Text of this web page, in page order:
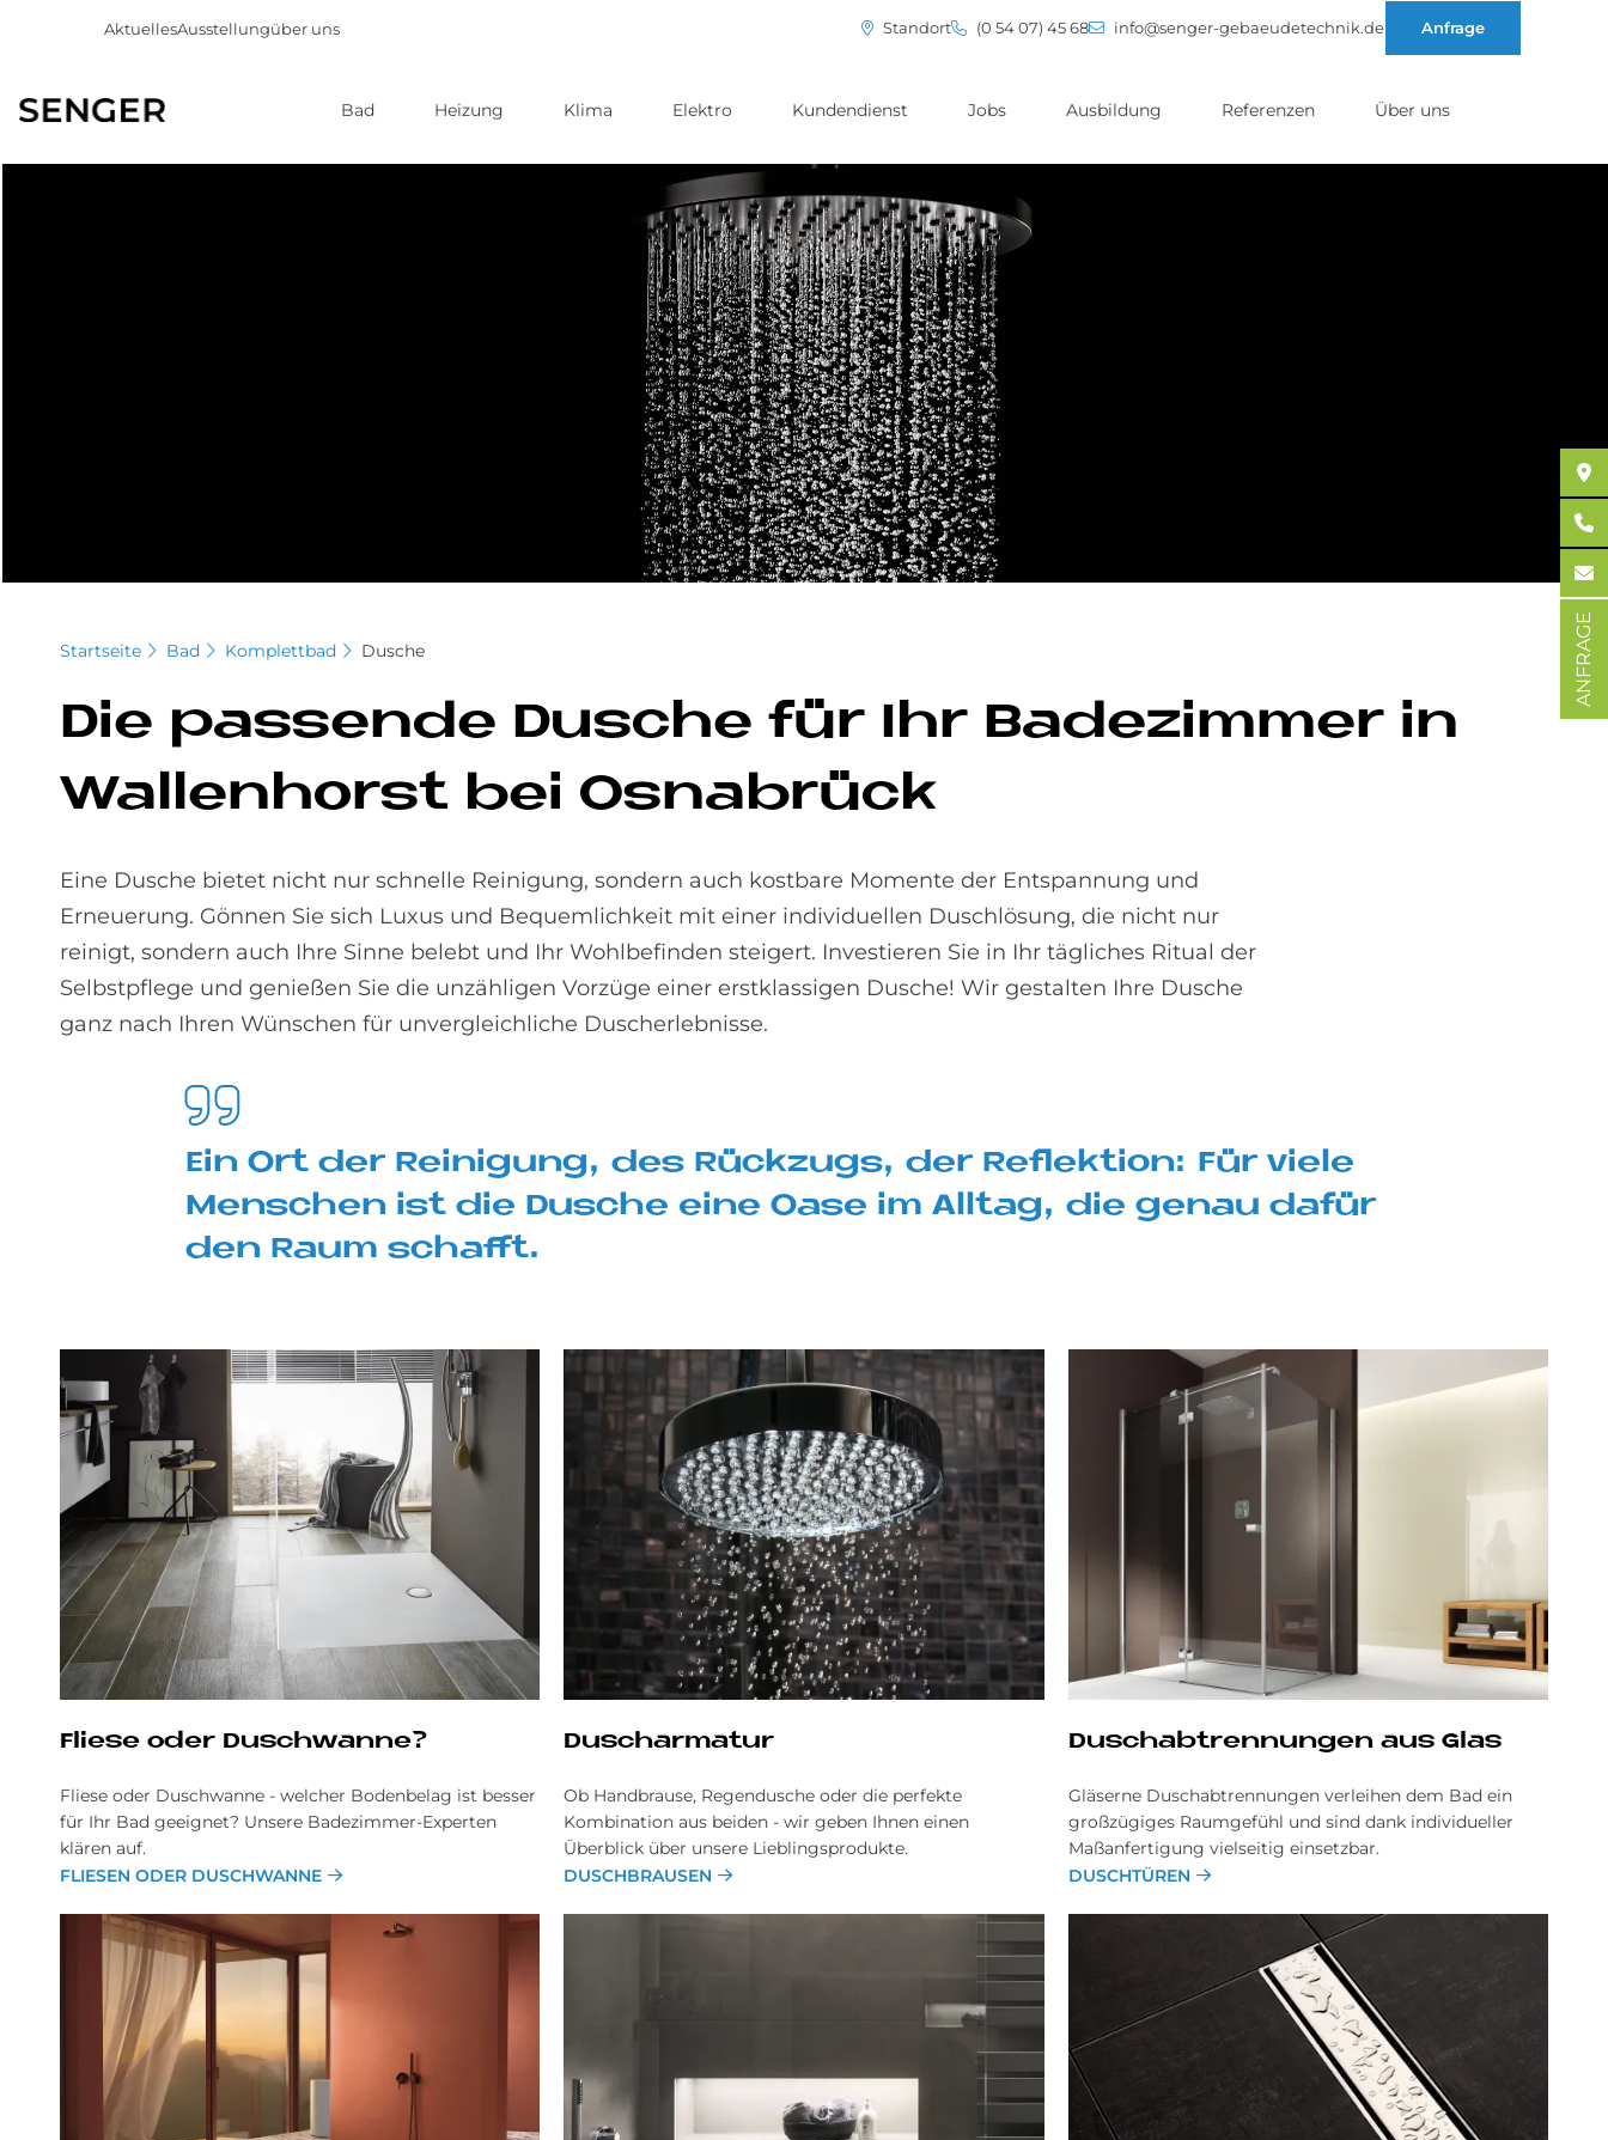
AktuellesAusstellungüber uns Standort (0 54 07) 45 68 info@senger-gebaeudetechnik.de Anfrage
Bad Heizung Klima Elektro Kundendienst Jobs Ausbildung Referenzen Über uns
Startseite Bad Komplettbad Dusche
Die pas­sen­de Du­sche für Ihr Ba­de­zim­mer in
Wal­len­horst bei Os­na­brück
Eine Dusche bietet nicht nur schnelle Reinigung, sondern auch kostbare Momente der Entspannung und
Erneuerung. Gönnen Sie sich Luxus und Bequemlichkeit mit einer individuellen Duschlösung, die nicht nur
reinigt, sondern auch Ihre Sinne belebt und Ihr Wohlbefinden steigert. Investieren Sie in Ihr tägliches Ritual der
Selbstpflege und genießen Sie die unzähligen Vorzüge einer erstklassigen Dusche! Wir gestalten Ihre Dusche
ganz nach Ihren Wünschen für unvergleichliche Duscherlebnisse.
Ein Ort der Rei­ni­gung, des Rück­zu­gs, der Re­flek­ti­on: Für vie­le
Men­schen ist die Du­sche eine Oase im All­tag, die ge­nau da­für
den Raum schaf­ft.
Flie­se oder Dusch­wan­ne?
Fliese oder Duschwanne - welcher Bodenbelag ist besser
für Ihr Bad geeignet? Unsere Badezimmer-Experten
klären auf.
FLIESEN ODER DUSCHWANNE
Dusch­ar­ma­tur
Ob Handbrause, Regendusche oder die perfekte
Kombination aus beiden - wir geben Ihnen einen
Überblick über unsere Lieblingsprodukte.
DUSCHBRAUSEN
Dusch­ab­tren­nun­gen aus Glas
Gläserne Duschabtrennungen verleihen dem Bad ein
großzügiges Raum­gefühl und sind dank individueller
Maß­anfertigung vielseitig einsetzbar.
DUSCHTÜREN
ANFRAGE